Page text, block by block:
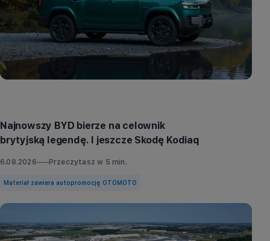
Najnowszy BYD bierze na celownik
brytyjską legendę. I jeszcze Skodę Kodiaq
6.08.2026 Przeczytasz w 5 min.
Materiał zawiera autopromocję OTOMOTO